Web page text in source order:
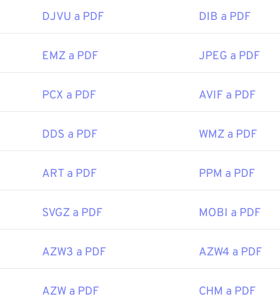
DJVU a PDF DIB a PDF
EMZ a PDF JPEG a PDF
PCX a PDF AVIF a PDF
DDS a PDF WMZ a PDF
ART a PDF PPM a PDF
SVGZ a PDF MOBI a PDF
AZW3 a PDF AZW4 a PDF
AZW a PDF CHM a PDF